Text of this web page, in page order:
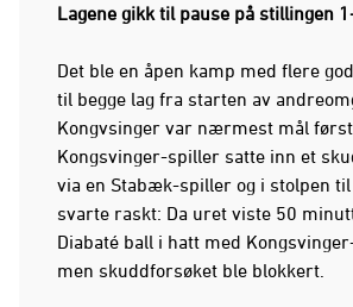
Lagene gikk til pause på stillingen
Det ble en åpen kamp med flere
til begge lag fra starten av
Kongvsinger var nærmest mål
Kongsvinger-spiller satte inn et
via en Stabæk-spiller og i stolpen
svarte raskt: Da uret viste 50
Diabaté ball i hatt med
men skuddforsøket ble blokkert.